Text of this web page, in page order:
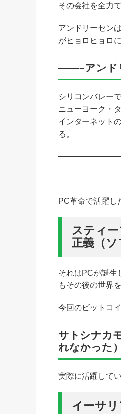
その会社を全力
アンドリーセン
がヒョロヒョロ
——–アン
シリコンバレー
ニューヨーク・
インターネット
る。
PC革命で活躍し
スティ
正義（ソ
それはPCが誕生
もその後の世界
今回のビットコ
サトシナカ
れなかった
実際に活躍して
イーサ